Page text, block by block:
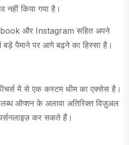
नहीं किया गया है।
और Instagram सहित अपने
पैमाने पर आगे बढ़ने का हिस्सा है।
में से एक कस्टम थीम का एक्सेस है।
ऑप्शन के अलावा अतिरिक्त विज़ुअल
कर सकते हैं।